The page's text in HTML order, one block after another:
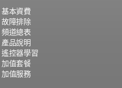
基本資費
故障排除
頻道總表
產品說明
遙控器學習
加值套餐
加值服務